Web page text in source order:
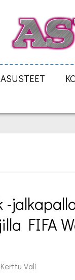
ASUSTEET
FIFA
Kerttu Vali